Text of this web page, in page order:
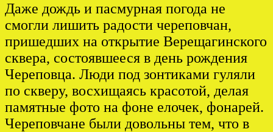
Даже дождь и пасмурная погода не
смогли лишить радости череповчан,
пришедших на открытие Верещагинского
сквера, состоявшееся в день рождения
Череповца. Люди под зонтиками гуляли
по скверу, восхищаясь красотой, делая
памятные фото на фоне елочек, фонарей.
Череповчане были довольны тем, что в